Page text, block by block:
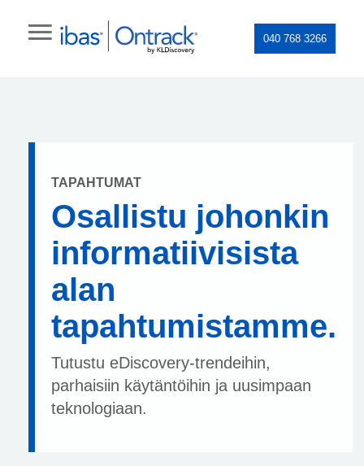
040 768 3266
TAPAHTUMAT
Osallistu johonkin
informatiivisista
alan
tapahtumistamme.
Tutustu eDiscovery-trendeihin,
parhaisiin käytäntöihin ja uusimpaan
teknologiaan.